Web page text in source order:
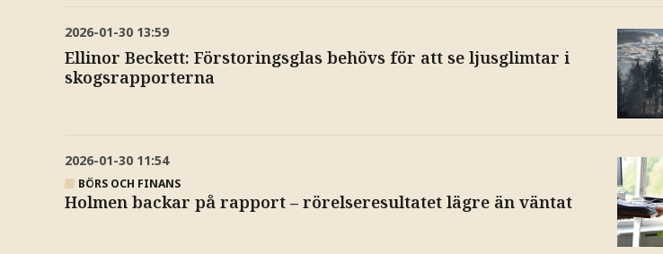
2026-01-30 13:59
Ellinor Beckett: Förstoringsglas behövs för att se ljusglimtar i
skogsrapporterna
2026-01-30 11:54
BÖRS OCH FINANS
Holmen backar på rapport – rörelseresultatet lägre än väntat